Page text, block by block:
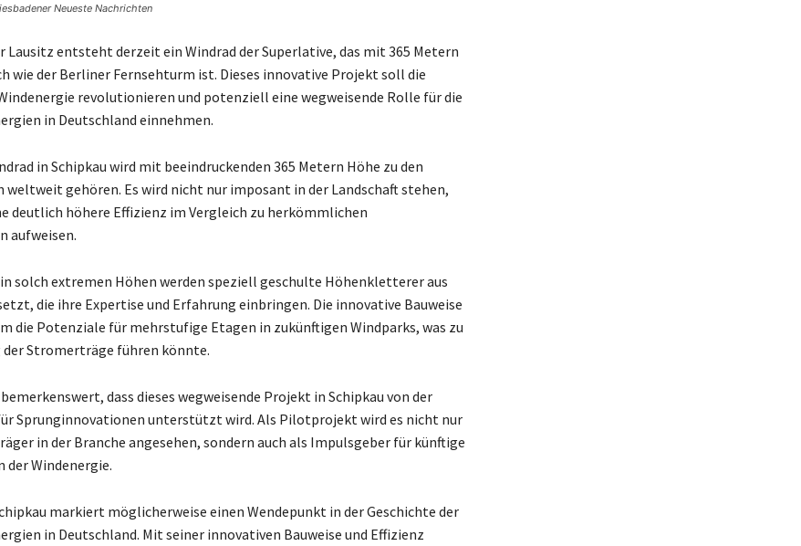
Neueste Nachrichten
Lausitz entsteht derzeit ein Windrad der Superlative, das mit 365 Metern
wie der Berliner Fernsehturm ist. Dieses innovative Projekt soll die
revolutionieren und potenziell eine wegweisende Rolle für die
in Deutschland einnehmen.
in Schipkau wird mit beeindruckenden 365 Metern Höhe zu den
gehören. Es wird nicht nur imposant in der Landschaft stehen,
deutlich höhere Effizienz im Vergleich zu herkömmlichen
aufweisen.
solch extremen Höhen werden speziell geschulte Höhenkletterer aus
die ihre Expertise und Erfahrung einbringen. Die innovative Bauweise
die Potenziale für mehrstufige Etagen in zukünftigen Windparks, was zu
der Stromerträge führen könnte.
dass dieses wegweisende Projekt in Schipkau von der
Sprunginnovationen unterstützt wird. Als Pilotprojekt wird es nicht nur
in der Branche angesehen, sondern auch als Impulsgeber für künftige
der Windenergie.
markiert möglicherweise einen Wendepunkt in der Geschichte der
in Deutschland. Mit seiner innovativen Bauweise und Effizienz